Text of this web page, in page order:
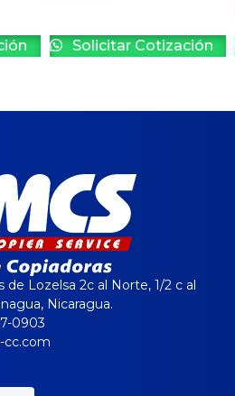
Solicitar Cotización
de Lozelsa 2c al Norte, 1/2 c al
Nicaragua.
0903
cc.com